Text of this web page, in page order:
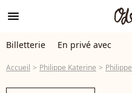
menu
Billetterie En privé avec
Accueil Philippe Katerine Philippe Katerine